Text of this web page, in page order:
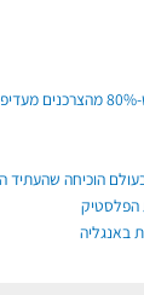
מחקר ראשון מסוגו מוכיח ש-
הוכיחה שהעתיד
הפלסטיק
באנגליה